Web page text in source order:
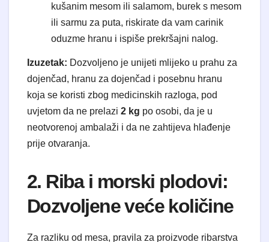
kušanim mesom ili salamom, burek s mesom
ili sarmu za puta, riskirate da vam carinik
oduzme hranu i ispiše prekršajni nalog.
Izuzetak: Dozvoljeno je unijeti mlijeko u prahu za
dojenčad, hranu za dojenčad i posebnu hranu
koja se koristi zbog medicinskih razloga, pod
uvjetom da ne prelazi 2 kg po osobi, da je u
neotvorenoj ambalaži i da ne zahtijeva hlađenje
prije otvaranja.
2. Riba i morski plodovi:
Dozvoljene veće količine
Za razliku od mesa, pravila za proizvode ribarstva